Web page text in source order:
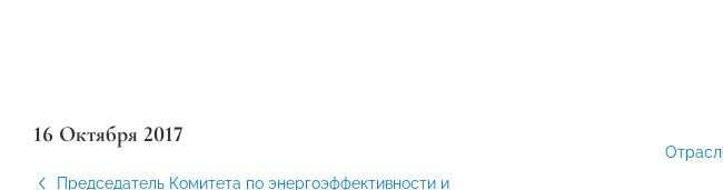
16 Октября 2017
Председатель Комитета по энергоэффективности и